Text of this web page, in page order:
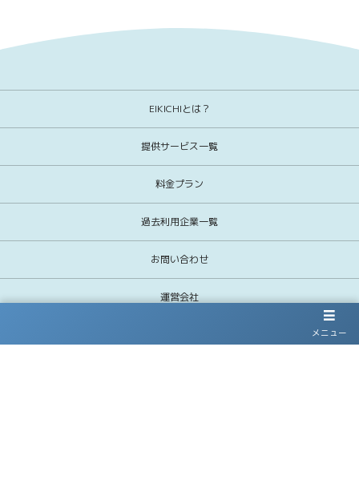
メニュー
EIKICHIとは？
提供サービス一覧
料金プラン
過去利用企業一覧
お問い合わせ
運営会社